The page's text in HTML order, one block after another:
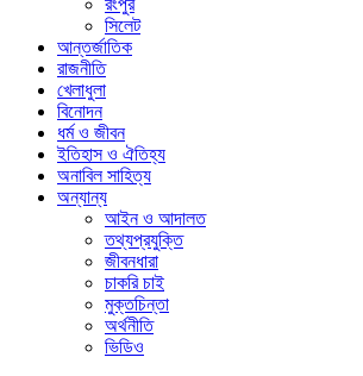
রংপুর
সিলেট
আন্তর্জাতিক
রাজনীতি
খেলাধুলা
বিনোদন
ধর্ম ও জীবন
ইতিহাস ও ঐতিহ্য
অনাবিল সাহিত্য
অন্যান্য
আইন ও আদালত
তথ্যপ্রযুক্তি
জীবনধারা
চাকরি চাই
মুক্তচিন্তা
অর্থনীতি
ভিডিও